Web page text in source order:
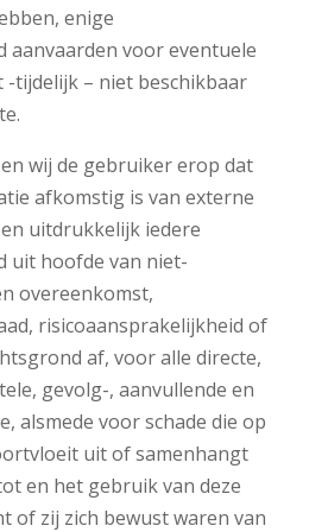
enige
aanvaarden voor eventuele
-tijdelijk – niet beschikbaar
wij de gebruiker erop dat
afkomstig is van externe
uitdrukkelijk iedere
uit hoofde van niet-
overeenkomst,
risicoaansprakelijkheid of
af, voor alle directe,
gevolg-, aanvullende en
alsmede voor schade die op
uit of samenhangt
en het gebruik van deze
of zij zich bewust waren van